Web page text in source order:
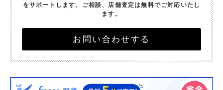
をサポートします。 ご相談、店舗査定は無料でご対応いたし
ます。
お問い合わせする